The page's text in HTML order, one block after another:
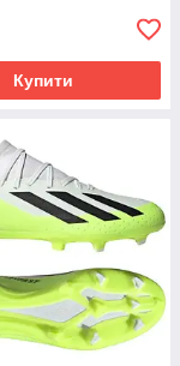
Купити